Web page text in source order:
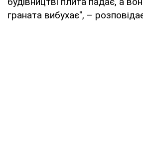
граната вибухає", –